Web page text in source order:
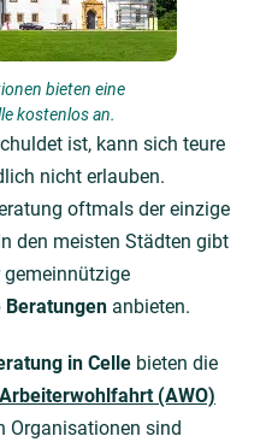
bieten eine
kostenlos an.
ist, kann sich teure
nicht erlauben.
oftmals der einzige
den meisten Städten gibt
anbieten.
in Celle bieten die
Arbeiterwohlfahrt (AWO)
Organisationen sind